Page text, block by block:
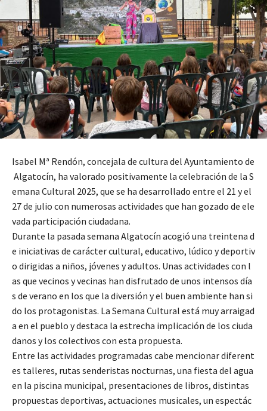
Isabel Mª Rendón, concejala de cultura del Ayuntamiento de
Algatocín, ha valorado positivamente la celebración de la S
emana Cultural 2025, que se ha desarrollado entre el 21 y el
27 de julio con numerosas actividades que han gozado de ele
vada participación ciudadana.
Durante la pasada semana Algatocín acogió una treintena d
e iniciativas de carácter cultural, educativo, lúdico y deportiv
o dirigidas a niños, jóvenes y adultos. Unas actividades con l
as que vecinos y vecinas han disfrutado de unos intensos día
s de verano en los que la diversión y el buen ambiente han si
do los protagonistas. La Semana Cultural está muy arraigad
a en el pueblo y destaca la estrecha implicación de los ciuda
danos y los colectivos con esta propuesta.
Entre las actividades programadas cabe mencionar diferent
es talleres, rutas senderistas nocturnas, una fiesta del agua
en la piscina municipal, presentaciones de libros, distintas
propuestas deportivas, actuaciones musicales, un espectác